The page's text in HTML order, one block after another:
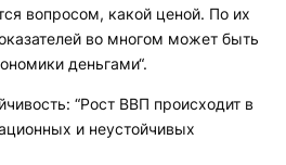
вопросом, какой ценой. По их
во многом может быть
деньгами“.
“Рост ВВП происходит в
и неустойчивых